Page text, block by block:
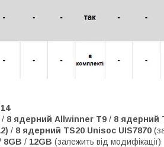
/ 8 ядерний Allwinner T9 / 8 ядерний
/ 8 ядерний TS20 Unisoc UIS7870
8GB / 12GB (залежить від модифікації)